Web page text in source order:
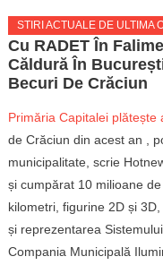
STIRI ACTUALE DE ULTIMA
Cu RADET În
Căldură În
Becuri De Crăciun
Primăria Capitalei plătește
de Crăciun din acest an
,
municipalitate, scrie
și cumpărat 10 milioane de
kilometri, figurine 2D și
și reprezentarea Sistemului
Compania Municipală